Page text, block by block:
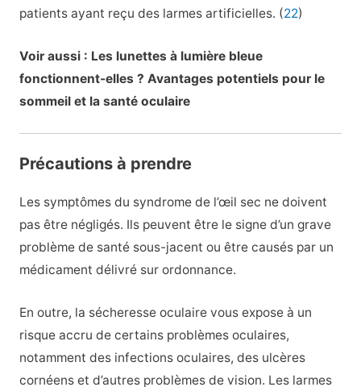
patients ayant reçu des larmes artificielles. (22)
Voir aussi : Les lunettes à lumière bleue
fonctionnent-elles ? Avantages potentiels pour le
sommeil et la santé oculaire
Précautions à prendre
Les symptômes du syndrome de l’œil sec ne doivent
pas être négligés. Ils peuvent être le signe d’un grave
problème de santé sous-jacent ou être causés par un
médicament délivré sur ordonnance.
En outre, la sécheresse oculaire vous expose à un
risque accru de certains problèmes oculaires,
notamment des infections oculaires, des ulcères
cornéens et d’autres problèmes de vision. Les larmes